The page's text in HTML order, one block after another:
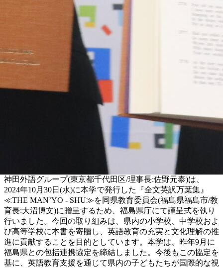
神田外語グループ(東京都千代田区/理事長:佐野元泰)は、
2024年10月30日(水)に本学で発行した『全文英訳万葉集』
≪THE MAN’YO - SHU≫を同県教育委員会(福島県福島市/教
育長:大沼博文)に贈呈するため、福島県庁にて謹呈式を執り
行いました。今回の取り組みは、県内の小学校、中学校およ
び高等学校に本書を寄贈し、英語教育の充実と文化理解の推
進に貢献することを目的としています。本学は、昨年9月に
福島県との包括連携協定を締結しました。今後もこの協定を
基に、英語教育支援を通じて県内の子どもたちが国際的な視